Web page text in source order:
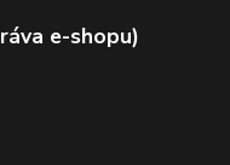
e-shopu)